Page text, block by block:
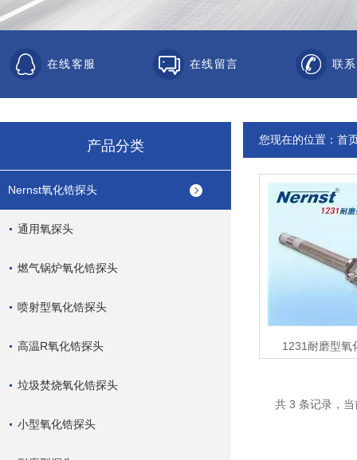
在线客服 在线留言 联
产品分类
Nernst氧化锆探头
通用氧探头
燃气锅炉氧化锆探头
喷射型氧化锆探头
高温R氧化锆探头
垃圾焚烧氧化锆探头
小型氧化锆探头
您现在的位置： 首
1231耐磨型氧
共 3 条记录，